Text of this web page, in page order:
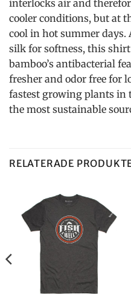
interlocks air and
cooler conditions, but at
cool in hot summer days.
silk for softness, this
bamboo’s antibacterial
fresher and odor free for
fastest growing plants in
the most sustainable
RELATERADE